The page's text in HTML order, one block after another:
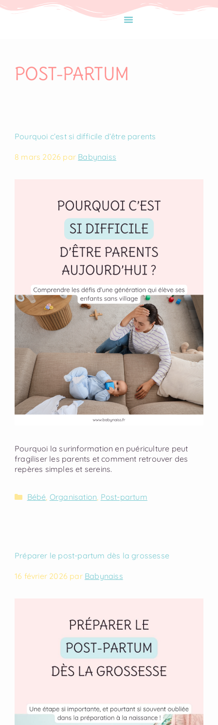
POST-PARTUM
Pourquoi c’est si difficile d’être parents
8 mars 2026 par Babynaiss
Pourquoi la surinformation en puériculture peut
fragiliser les parents et comment retrouver des
repères simples et sereins.
Bébé, Organisation, Post-partum
Préparer le post-partum dès la grossesse
16 février 2026 par Babynaiss